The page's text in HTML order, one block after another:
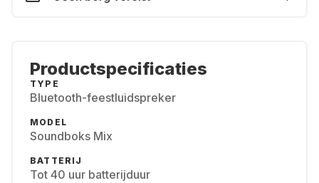
Productspecificaties
TYPE
Bluetooth-feestluidspreker
MODEL
Soundboks Mix
BATTERIJ
Tot 40 uur batterijduur